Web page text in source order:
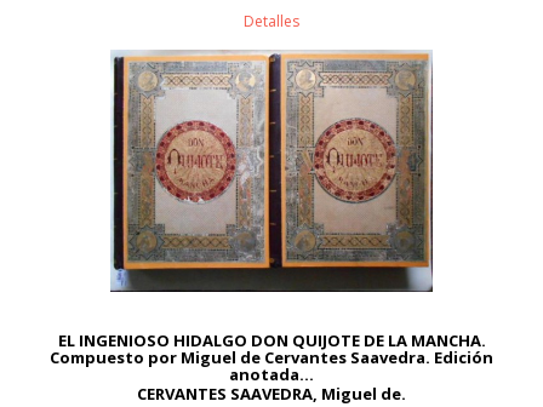
Detalles
EL INGENIOSO HIDALGO DON QUIJOTE DE LA MANCHA.
Compuesto por Miguel de Cervantes Saavedra. Edición
anotada...
CERVANTES SAAVEDRA, Miguel de.